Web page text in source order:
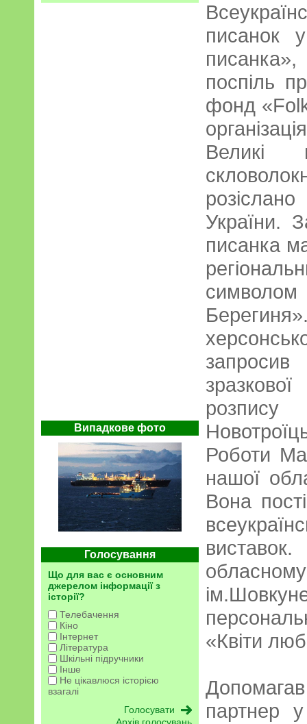
Випадкове фото
Голосування
Що для вас є основним
джерелом інформації з
історії?
Телебачення
Кіно
Інтернет
Література
Шкільні підручники
Інше
Не цікавлюся історією
взагалі
Архів голосувань
писанок
поспіль
фонд
Великі
України.
писанка
символом
запросив
розпису
Роботи
нашої
Вона
«Квіти
партнер